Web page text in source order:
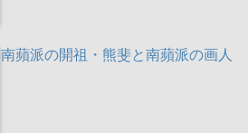
南蘋派の開祖・熊斐と南蘋派の画人